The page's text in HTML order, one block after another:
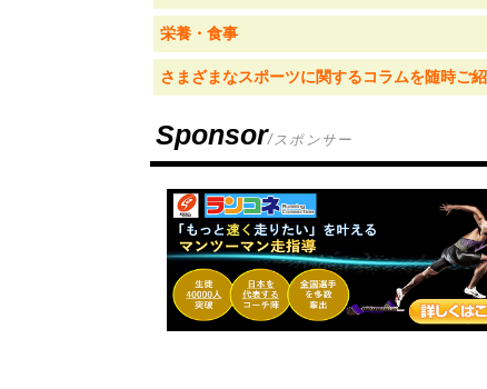
栄養・食事
さまざまなスポーツに関するコラムを随時ご
Sponsor/スポンサー